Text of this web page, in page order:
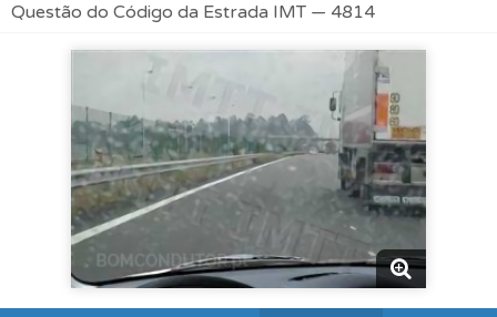
Questão do Código da Estrada IMT — 4814